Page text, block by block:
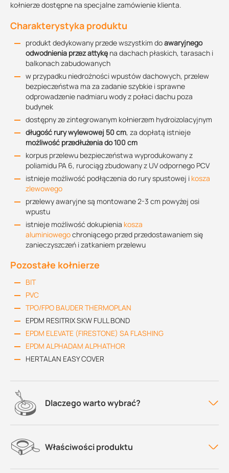
kołnierze dostępne na specjalne zamówienie klienta.
Charakterystyka produktu
produkt dedykowany przede wszystkim doawaryjnego
odwodnienia przez attykę na dachach płaskich, tarasach i
balkonach zabudowanych
w przypadku niedrożności wpustów dachowych, przelew
bezpieczeństwa ma za zadanie szybkie i sprawne
odprowadzenie nadmiaru wody z połaci dachu poza
budynek
dostępny ze zintegrowanym kołnierzem hydroizolacyjnym
długość rury wylewowej 50 cm, za dopłatą istnieje
możliwość przedłużenia do 100 cm
korpus przelewu bezpieczeństwa wyprodukowany z
poliamidu PA 6, rurociąg zbudowany z UV odpornego PCV
istnieje możliwość podłączenia do rury spustowej i kosza
zlewowego
przelewy awaryjne są montowane 2-3 cm powyżej osi
wpustu
istnieje możliwość dokupienia kosza
aluminiowegochroniącego przed przedostawaniem się
zanieczyszczeń i zatkaniem przelewu
Pozostałe kołnierze
BIT
PVC
TPO/FPO BAUDER THERMOPLAN
EPDM RESITRIX SKW FULL BOND
EPDM ELEVATE (FIRESTONE) SA FLASHING
EPDM ALPHADAM ALPHATHOR
HERTALAN EASY COVER
Dlaczego warto wybrać?
Właściwości produktu